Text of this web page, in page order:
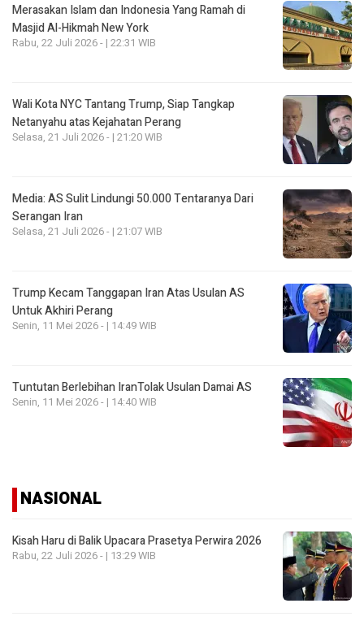
Merasakan Islam dan Indonesia Yang Ramah di
Masjid Al-Hikmah New York
Rabu, 22 Juli 2026 - | 22:31 WIB
Wali Kota NYC Tantang Trump, Siap Tangkap
Netanyahu atas Kejahatan Perang
Selasa, 21 Juli 2026 - | 21:20 WIB
Media: AS Sulit Lindungi 50.000 Tentaranya Dari
Serangan Iran
Selasa, 21 Juli 2026 - | 21:07 WIB
Trump Kecam Tanggapan Iran Atas Usulan AS
Untuk Akhiri Perang
Senin, 11 Mei 2026 - | 14:49 WIB
Tuntutan Berlebihan IranTolak Usulan Damai AS
Senin, 11 Mei 2026 - | 14:40 WIB
NASIONAL
Kisah Haru di Balik Upacara Prasetya Perwira 2026
Rabu, 22 Juli 2026 - | 13:29 WIB